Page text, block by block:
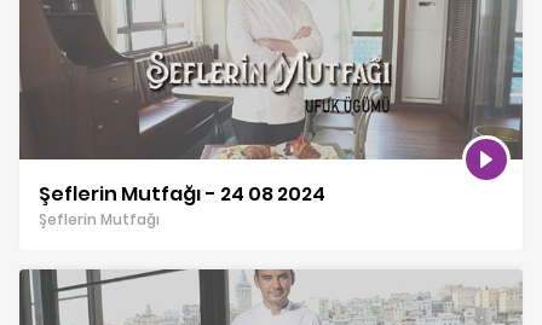
Şeflerin Mutfağı - 24 08 2024
Şeflerin Mutfağı